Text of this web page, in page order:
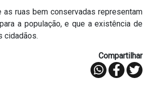
as ruas bem conservadas representam
a população, e que a existência de
cidadãos.
Compartilhar